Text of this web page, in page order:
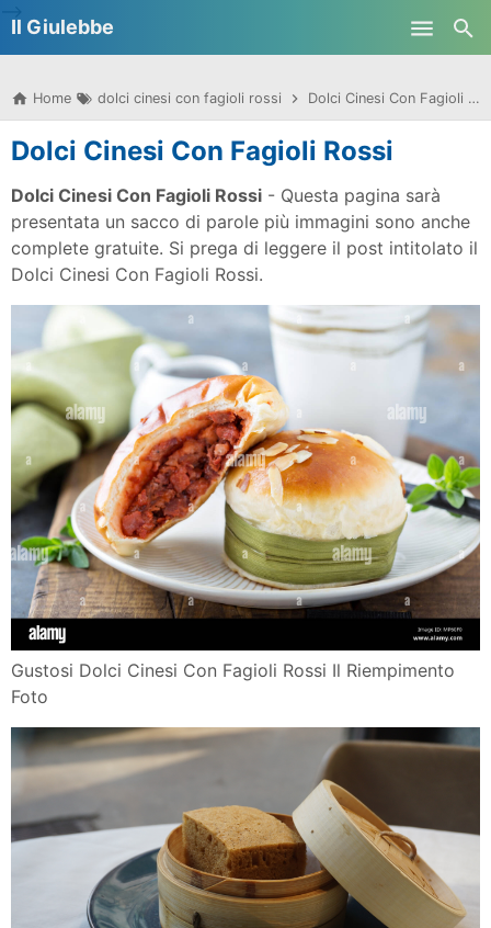
Il Giulebbe
Home dolci cinesi con fagioli rossi Dolci Cinesi Con Fagioli Rossi
Dolci Cinesi Con Fagioli Rossi
Dolci Cinesi Con Fagioli Rossi - Questa pagina sarà
presentata un sacco di parole più immagini sono anche
complete gratuite. Si prega di leggere il post intitolato il
Dolci Cinesi Con Fagioli Rossi.
Gustosi Dolci Cinesi Con Fagioli Rossi Il Riempimento
Foto